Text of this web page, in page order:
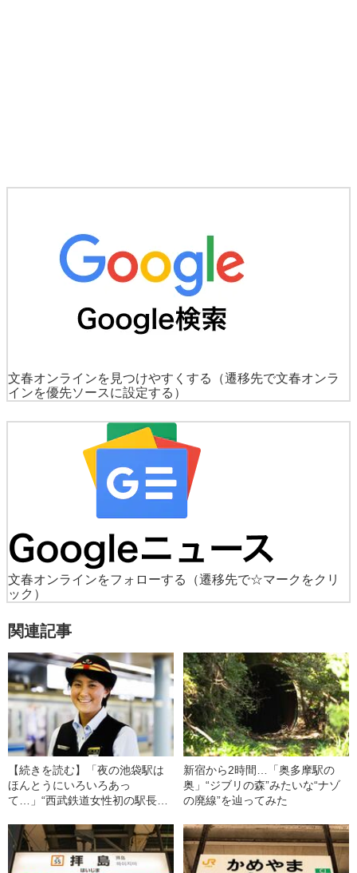
文春オンラインを見つけやすくする
（遷移先で文春オンラ
インを優先ソースに設定する）
文春オンラインをフォローする
（遷移先で☆マークをクリ
ック）
関連記事
【続きを読む】「夜の池袋駅は
ほんとうにいろいろあっ
て…」“西武鉄道女性初の駅長さ
新宿から2時間…「奥多摩駅の
奥」“ジブリの森”みたいな“ナゾ
の廃線”を辿ってみた